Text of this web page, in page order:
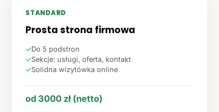
STANDARD
Prosta strona firmowa
✓Do 5 podstron
✓Sekcje: usługi, oferta, kontakt
✓Solidna wizytówka online
od 3000 zł (netto)